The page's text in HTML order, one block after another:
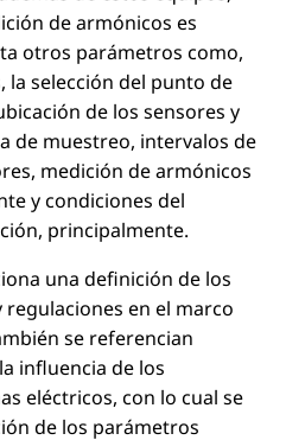
de armónicos es
otros parámetros como,
la selección del punto de
de los sensores y
de muestreo, intervalos de
medición de armónicos
y condiciones del
principalmente.
una deﬁnición de los
en el marco
se referencian
inﬂuencia de los
eléctricos, con lo cual se
de los parámetros